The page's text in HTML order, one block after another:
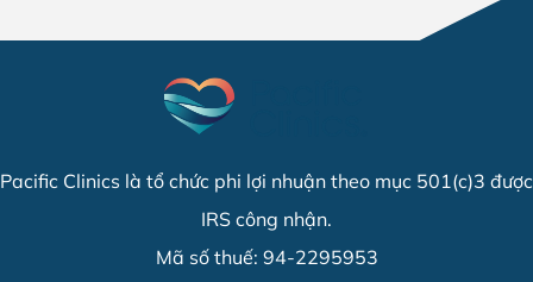
Pacific Clinics là tổ chức phi lợi nhuận theo mục 501(c)3 được
IRS công nhận.
Mã số thuế: 94-2295953